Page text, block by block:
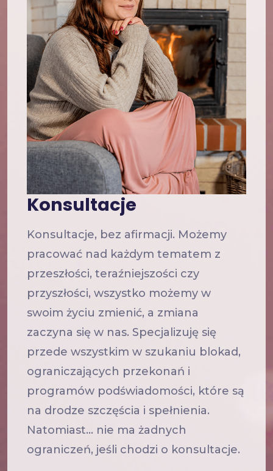
Konsultacje
Konsultacje, bez afirmacji. Możemy
pracować nad każdym tematem z
przeszłości, teraźniejszości czy
przyszłości, wszystko możemy w
swoim życiu zmienić, a zmiana
zaczyna się w nas. Specjalizuję się
przede wszystkim w szukaniu blokad,
ograniczających przekonań i
programów podświadomości, które są
na drodze szczęścia i spełnienia.
Natomiast… nie ma żadnych
ograniczeń, jeśli chodzi o konsultacje.